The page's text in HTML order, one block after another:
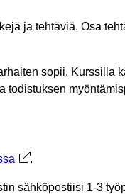
ja tehtäviä. Osa
sopii. Kurssilla
todistuksen
Avautuu uuteen
.
sähköpostiisi 1-3